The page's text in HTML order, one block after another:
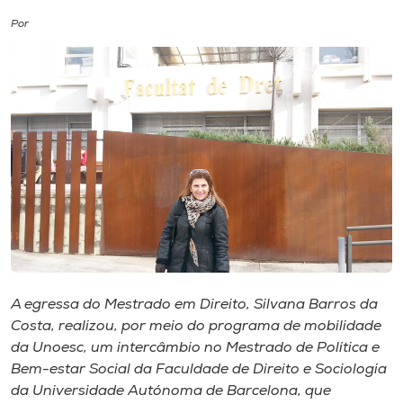
Biblioteca
Editora
Rádio
Museu
Unoesc
Selecione
Por
A egressa do Mestrado em Direito, Silvana Barros da
Costa, realizou, por meio do programa de mobilidade
da Unoesc, um intercâmbio no Mestrado de Política e
Bem-estar Social da Faculdade de Direito e Sociologia
da Universidade Autónoma de Barcelona, que